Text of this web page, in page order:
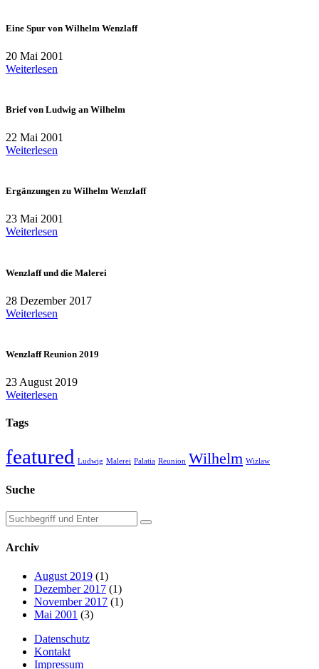
Eine Spur von Wilhelm Wenzlaff
20 Mai 2001
Weiterlesen
Brief von Ludwig an Wilhelm
22 Mai 2001
Weiterlesen
Ergänzungen zu Wilhelm Wenzlaff
23 Mai 2001
Weiterlesen
Wenzlaff und die Malerei
28 Dezember 2017
Weiterlesen
Wenzlaff Reunion 2019
23 August 2019
Weiterlesen
Tags
featured Ludwig Malerei Palatia Reunion Wilhelm Wizlaw
Suche
Archiv
August 2019 (1)
Dezember 2017 (1)
November 2017 (1)
Mai 2001 (3)
Datenschutz
Kontakt
Impressum